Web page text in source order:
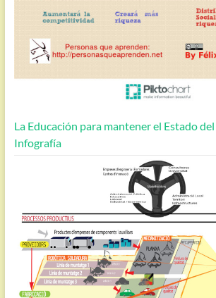
La Educación para mantener el Estado
Infografía